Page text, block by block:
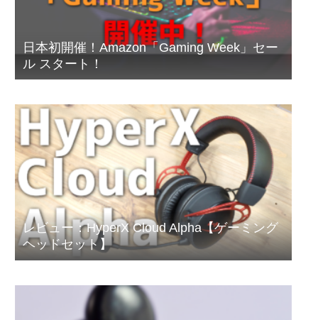
日本初開催！Amazon「Gaming Week」セー
ル スタート！
レビュー：HyperX Cloud Alpha【ゲーミング
ヘッドセット】